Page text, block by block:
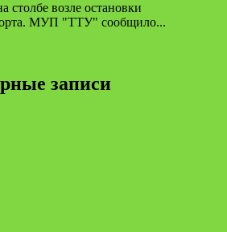
столбе возле остановки
МУП "ТТУ" сообщило...
записи